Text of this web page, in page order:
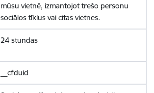
mūsu vietnē, izmantojot trešo personu
sociālos tīklus vai citas vietnes.
24 stundas
__cfduid